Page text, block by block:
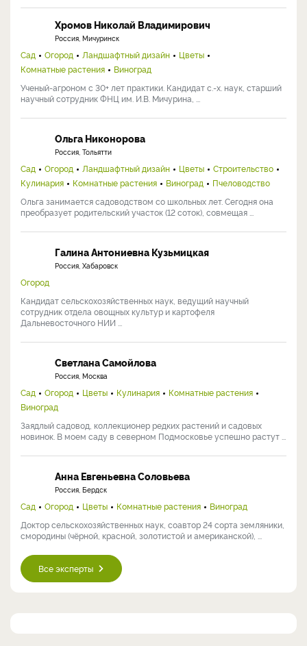
Хромов Николай Владимирович
Россия, Мичуринск
Сад Огород Ландшафтный дизайн
Цветы
Комнатные растения
Виноград
Ученый-агроном с 30+ лет практики. Кандидат с.-х. наук, старший
научный сотрудник ФНЦ им. И.В. Мичурина, ...
Ольга Никонорова
Россия, Тольятти
Сад Огород Ландшафтный дизайн Цветы
Строительство
Кулинария
Комнатные растения Виноград
Пчеловодство
Ольга занимается садоводством со школьных лет. Сегодня она
преобразует родительский участок (12 соток), совмещая ...
Галина Антониевна Кузьмицкая
Россия, Хабаровск
Огород
Кандидат сельскохозяйственных наук, ведущий научный
сотрудник отдела овощных культур и картофеля
Дальневосточного НИИ ...
Светлана Самойлова
Россия, Москва
Сад Огород Цветы Кулинария
Комнатные растения
Виноград
Заядлый садовод, коллекционер редких растений и садовых
новинок. В моем саду в северном Подмосковье успешно растут ...
Анна Евгеньевна Соловьева
Россия, Бердск
Сад Огород Цветы Комнатные растения
Виноград
Доктор сельскохозяйственных наук, соавтор 24 сорта земляники,
смородины (чёрной, красной, золотистой и американской), ...
Все эксперты